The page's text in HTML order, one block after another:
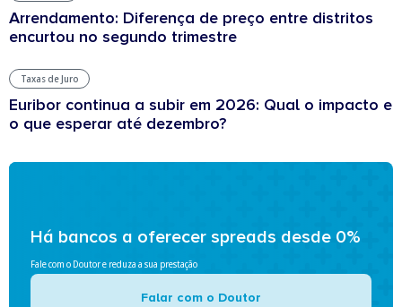
Arrendamento: Diferença de preço entre distritos
encurtou no segundo trimestre
Taxas de Juro
Euribor continua a subir em 2026: Qual o impacto e
o que esperar até dezembro?
Há bancos a oferecer spreads desde 0%
Fale com o Doutor e reduza a sua prestação
Falar com o Doutor